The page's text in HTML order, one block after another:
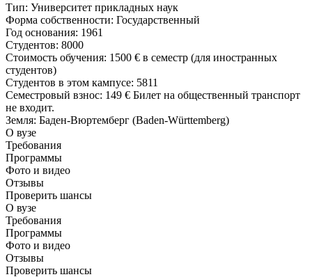
Тип: Университет прикладных наук
Форма собственности: Государственный
Год основания: 1961
Студентов: 8000
Стоимость обучения: 1500 € в семестр (для иностранных
студентов)
Студентов в этом кампусе: 5811
Семестровый взнос: 149 € Билет на общественный транспорт
не входит.
Земля: Баден-Вюртемберг (Baden-Württemberg)
О вузе
Требования
Программы
Фото и видео
Отзывы
Проверить шансы
О вузе
Требования
Программы
Фото и видео
Отзывы
Проверить шансы